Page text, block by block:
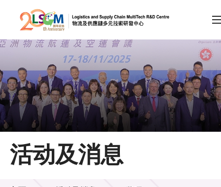
跳到内容（按回车键）
会员登录
A A EN 繁 简
主页
关于LSCM
活动及消息
活动及消息